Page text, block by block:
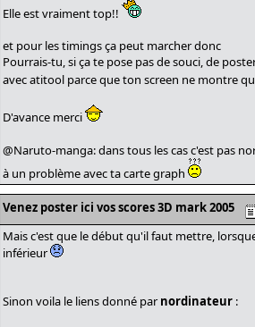
Elle est vraiment top!!
et pour les timings ça peut marcher donc
Pourrais-tu, si ça te pose pas de souci, de
avec atitool parce que ton screen ne montre
D'avance merci
@Naruto-manga: dans tous les cas c'est pas
à un problème avec ta carte graph
Venez poster ici vos scores 3D mark 2005
Mais c'est que le début qu'il faut mettre,
inférieur
Sinon voila le liens donné par nordinateur :